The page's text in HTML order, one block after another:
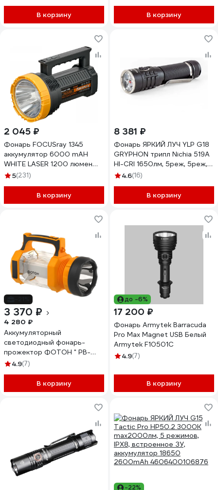
В корзину В корзину
2 045 ₽
Фонарь FOCUSray 1345
аккумулятор 6000 mAH
WHITE LASER 1200 люмен
USB кабель, 890583
5(231)
В корзину
8 381 ₽
Фонарь ЯРКИЙ ЛУЧ YLP G18
GRYPHON трипл Nichia 519A
HI-CRI 1650лм, 5реж, 5реж,
IPX8, встр.ЗУ, акк. 2600mAh
4.6(16)
В корзину
3 370 ₽
4 280 ₽
Аккумуляторный
светодиодный фонарь-
прожектор ФОТОН " PB-
8000 24288
4.9(7)
В корзину
до -6%
17 200 ₽
Фонарь Armytek Barracuda
Pro Max Magnet USB Белый
Armytek F10501C
4.9(7)
В корзину
-22%